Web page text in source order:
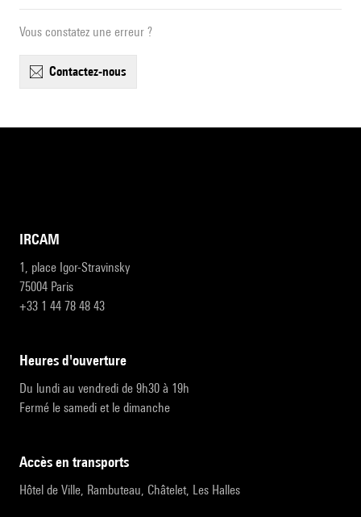
Vous constatez une erreur ?
contactez-nous
IRCAM
1, place Igor-Stravinsky
75004 Paris
+33 1 44 78 48 43
heures d'ouverture
Du lundi au vendredi de 9h30 à 19h
Fermé le samedi et le dimanche
accès en transports
Hôtel de Ville, Rambuteau, Châtelet, Les Halles